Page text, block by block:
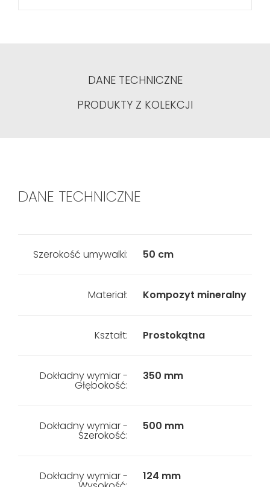
DANE TECHNICZNE
PRODUKTY Z KOLEKCJI
DANE TECHNICZNE
Szerokość umywalki: 50 cm
Materiał: Kompozyt mineralny
Kształt: Prostokątna
Dokładny wymiar -
Głębokość:
350 mm
Dokładny wymiar -
Szerokość:
500 mm
Dokładny wymiar - 124 mm